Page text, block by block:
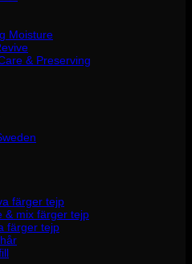
Moisture
& Preserving
färger tejp
& mix färger tejp
färger tejp